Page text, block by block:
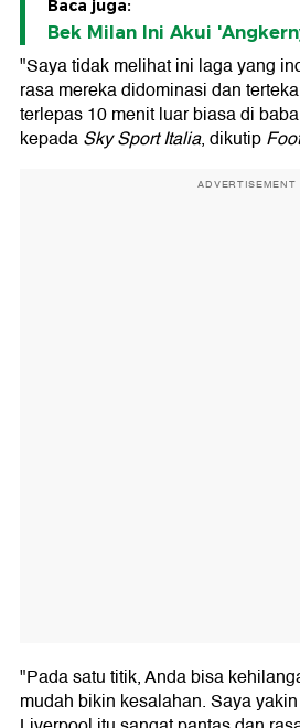
Baca juga:
Bek Milan Ini Akui
"Saya tidak melihat ini laga yang
rasa mereka didominasi dan
terlepas 10 menit luar biasa di
kepadaSky Sport Italia, dikutip
ADVERTISEMENT
"Pada satu titik, Anda bisa
mudah bikin kesalahan. Saya yakin